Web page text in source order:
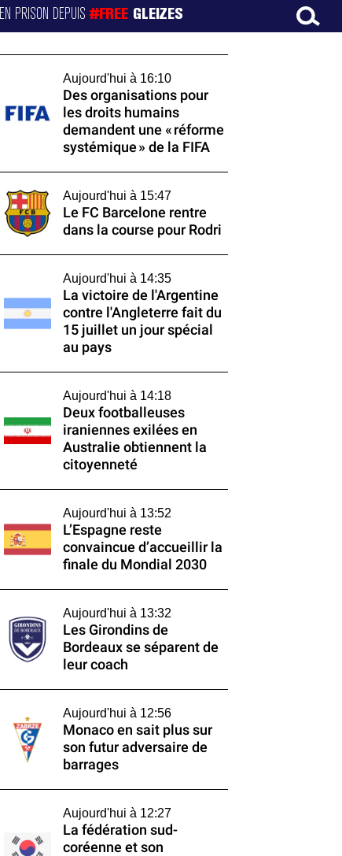
EN PRISON DEPUIS#FREE GLEIZES
Aujourd'hui à 16:10
Des organisations pour
les droits humains
demandent une « réforme
systémique » de la FIFA
Aujourd'hui à 15:47
Le FC Barcelone rentre
dans la course pour Rodri
Aujourd'hui à 14:35
La victoire de l'Argentine
contre l'Angleterre fait du
15 juillet un jour spécial
au pays
Aujourd'hui à 14:18
Deux footballeuses
iraniennes exilées en
Australie obtiennent la
citoyenneté
Aujourd'hui à 13:52
L’Espagne reste
convaincue d’accueillir la
finale du Mondial 2030
Aujourd'hui à 13:32
Les Girondins de
Bordeaux se séparent de
leur coach
Aujourd'hui à 12:56
Monaco en sait plus sur
son futur adversaire de
barrages
Aujourd'hui à 12:27
La fédération sud-
coréenne et son